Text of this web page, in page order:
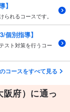
】
れるコースです。
個別指導】
スト対策を行うコー
コースをすべて見る
府）に通っ